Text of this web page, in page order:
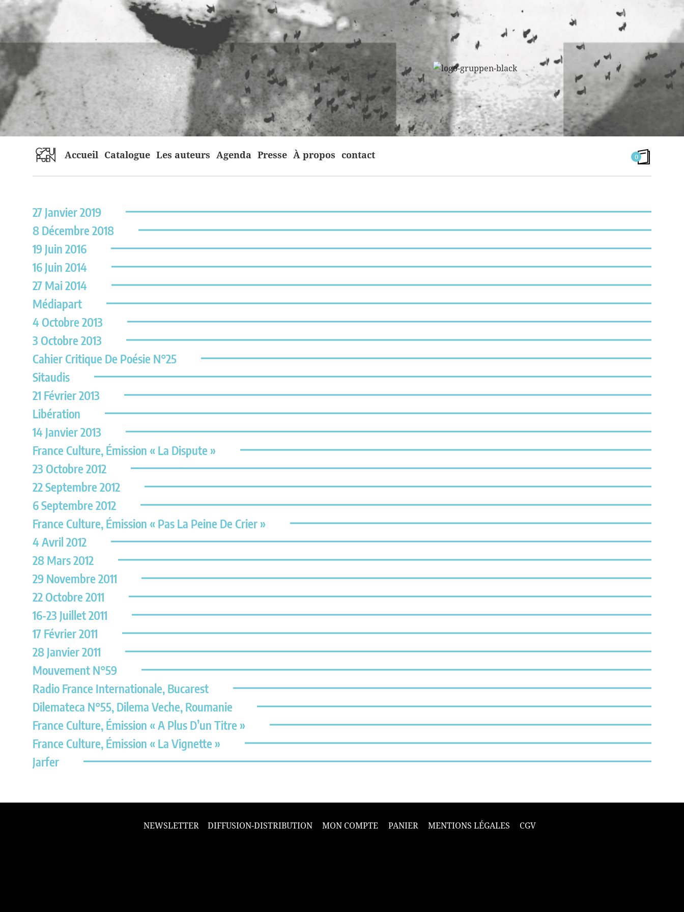
home Accueil Catalogue Les auteurs Agenda Presse À propos contact 0
27 Janvier 2019
8 Décembre 2018
19 Juin 2016
16 Juin 2014
27 Mai 2014
Médiapart
4 Octobre 2013
3 Octobre 2013
Cahier Critique De Poésie N°25
Sitaudis
21 Février 2013
Libération
14 Janvier 2013
France Culture, Émission « La Dispute »
23 Octobre 2012
22 Septembre 2012
6 Septembre 2012
France Culture, Émission « Pas La Peine De Crier »
4 Avril 2012
28 Mars 2012
29 Novembre 2011
22 Octobre 2011
16-23 Juillet 2011
17 Février 2011
28 Janvier 2011
Mouvement N°59
Radio France Internationale, Bucarest
Dilemateca N°55, Dilema Veche, Roumanie
France Culture, Émission « A Plus D’un Titre »
France Culture, Émission « La Vignette »
Jarfer
NEWSLETTER DIFFUSION-DISTRIBUTION MON COMPTE PANIER MENTIONS LÉGALES CGV